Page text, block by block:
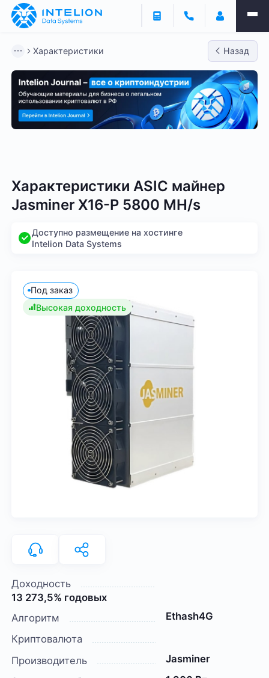
Характеристики Назад
Характеристики ASIC майнер
Jasminer X16-P 5800 MH/s
Доступно размещение на хостинге
Intelion Data Systems
Под заказ
Высокая доходность
Доходность
13 273,5% годовых
Алгоритм
Ethash4G
Криптовалюта
Производитель
Jasminer